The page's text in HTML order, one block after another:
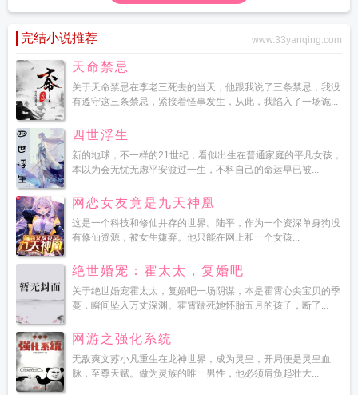
完结小说推荐 www.33yanqing.com
天命禁忌
关于天命禁忌在李老三死去的当天，他跟我说了三条禁忌，我没
有遵守这三条禁忌，紧接着怪事发生，从此，我陷入了一场诡...
四世浮生
新的地球，不一样的21世纪，看似出生在普通家庭的平凡女孩，
本以为会无忧无虑平安渡过一生，不料自己的命运早已被...
网恋女友竟是九天神凰
这是一个科技和修仙并存的世界。陆平，作为一个资深单身狗没
有修仙资源，被女生嫌弃。他只能在网上和一个女孩...
绝世婚宠：霍太太，复婚吧
关于绝世婚宠霍太太，复婚吧一场阴谋，本是霍霄心尖宝贝的季
蔓，瞬间坠入万丈深渊。霍霄踹死她怀胎五月的孩子，断了...
网游之强化系统
无敌爽文苏小凡重生在龙神世界，成为灵皇，开局便是灵皇血
脉，至尊天赋。做为灵族的唯一男性，他必须肩负起壮大...